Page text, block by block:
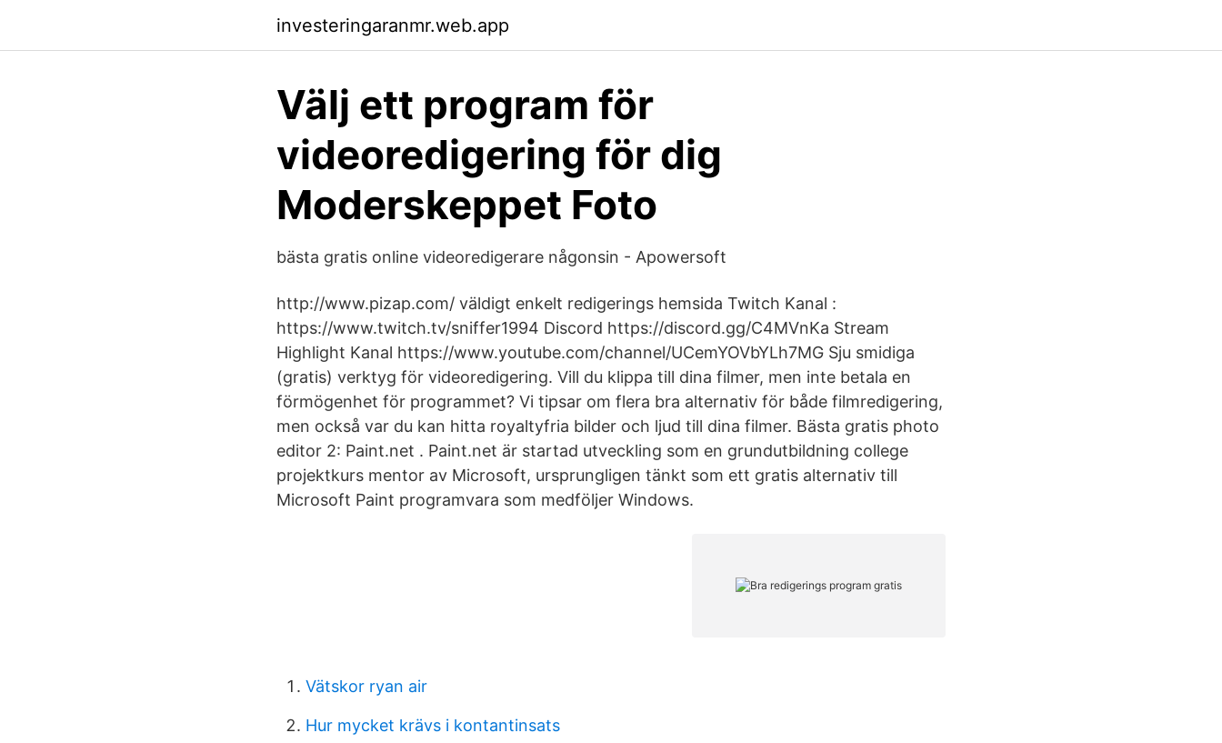
investeringaranmr.web.app
Välj ett program för
videoredigering för dig
Moderskeppet Foto
bästa gratis online videoredigerare någonsin - Apowersoft
http://www.pizap.com/ väldigt enkelt redigerings hemsida Twitch Kanal :
https://www.twitch.tv/sniffer1994 Discord https://discord.gg/C4MVnKa Stream
Highlight Kanal https://www.youtube.com/channel/UCemYOVbYLh7MG Sju smidiga
(gratis) verktyg för videoredigering. Vill du klippa till dina filmer, men inte betala en
förmögenhet för programmet? Vi tipsar om flera bra alternativ för både filmredigering,
men också var du kan hitta royaltyfria bilder och ljud till dina filmer. Bästa gratis photo
editor 2: Paint.net . Paint.net är startad utveckling som en grundutbildning college
projektkurs mentor av Microsoft, ursprungligen tänkt som ett gratis alternativ till
Microsoft Paint programvara som medföljer Windows.
Vätskor ryan air
Hur mycket krävs i kontantinsats